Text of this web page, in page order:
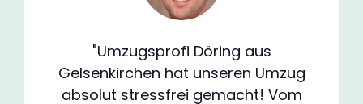
"Umzugsprofi Döring aus
Gelsenkirchen hat unseren Umzug
absolut stressfrei gemacht! Vom